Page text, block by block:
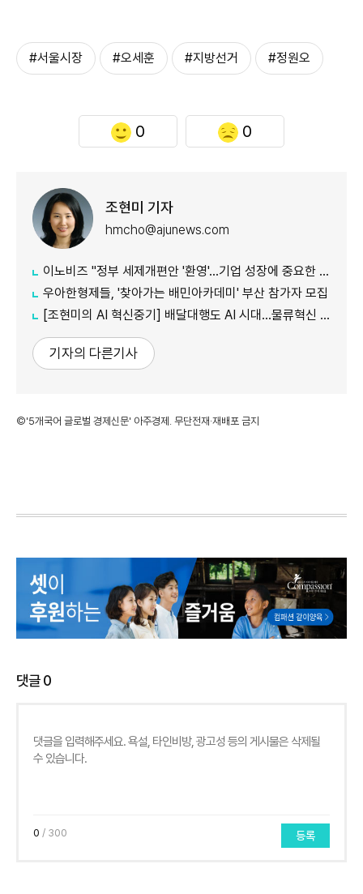
#서울시장 #오세훈 #지방선거 #정원오
0 0
조현미 기자
hmcho@ajunews.com
이노비즈 "정부 세제개편안 '환영'…기업 성장에 중요한 발판"
우아한형제들, '찾아가는 배민아카데미' 부산 참가자 모집
[조현미의 AI 혁신중기] 배달대행도 AI 시대…물류혁신 선도하는 부릉
기자의 다른기사
©'5개국어 글로벌 경제신문' 아주경제. 무단전재·재배포 금지
댓글0
0 / 300 등록